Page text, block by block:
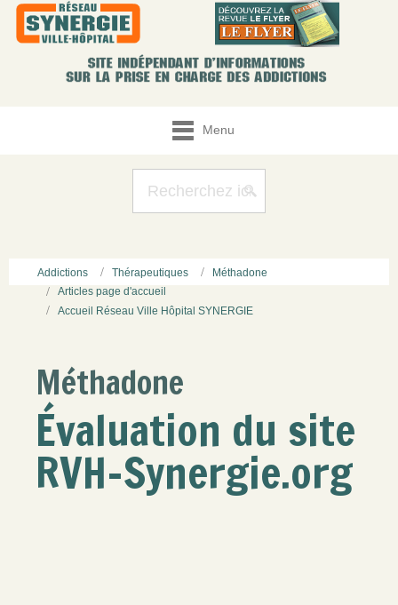
Menu
Addictions Thérapeutiques
Méthadone
Articles page d'accueil
Accueil Réseau Ville Hôpital SYNERGIE
Méthadone
Évaluation du site
RVH-Synergie.org